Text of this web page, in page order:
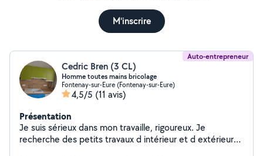
M'inscrire
Auto-entrepreneur
Cedric Bren (3 CL)
Homme toutes mains bricolage
Fontenay-sur-Eure (Fontenay-sur-Eure)
4,5/5 (11 avis)
Présentation
Je suis sérieux dans mon travaille, rigoureux. Je
recherche des petits travaux d intérieur et d extérieur